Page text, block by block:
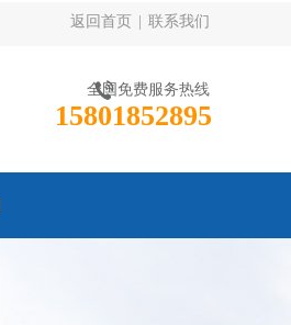
返回首页 联系我们
全国免费服务热线
15801852895